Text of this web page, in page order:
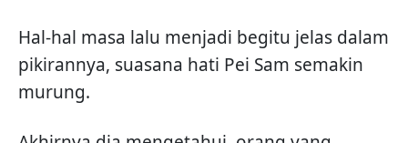
Hal-hal masa lalu menjadi begitu jelas dalam
pikirannya, suasana hati Pei Sam semakin
murung.